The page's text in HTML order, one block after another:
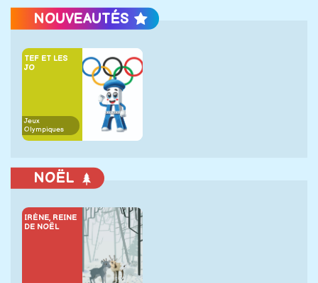
NOUVEAUTÉS
TEF ET LES
JO
Jeux
Olympiques
NOËL
IRÈNE, REINE
DE NOËL